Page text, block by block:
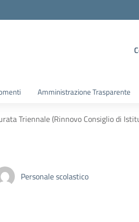
Amministrazione Trasparente
Triennale (Rinnovo Consiglio di
Personale scolastico